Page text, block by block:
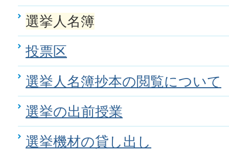
選挙人名簿
投票区
選挙人名簿抄本の閲覧について
選挙の出前授業
選挙機材の貸し出し